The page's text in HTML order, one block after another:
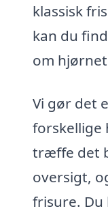
klassisk
kan du
om
Vi gør det
forskellige
træffe det
oversigt,
frisure. Du